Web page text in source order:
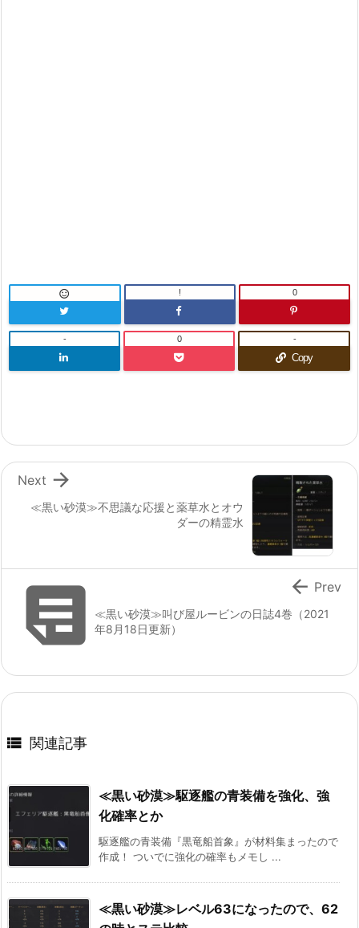
 ! 0
- 0
Copy
-
≪黒い砂漠≫不思議な応援と薬草水とオウ
ダーの精霊水

Next
≪黒い砂漠≫叫び屋ルービンの日誌4巻（2021
年8月18日更新）
 Prev
 関連記事
≪黒い砂漠≫駆逐艦の青装備を強化、強
化確率とか
駆逐艦の青装備『黒竜船首象』が材料集まったので
作成！ ついでに強化の確率もメモし ...
≪黒い砂漠≫レベル63になったので、62